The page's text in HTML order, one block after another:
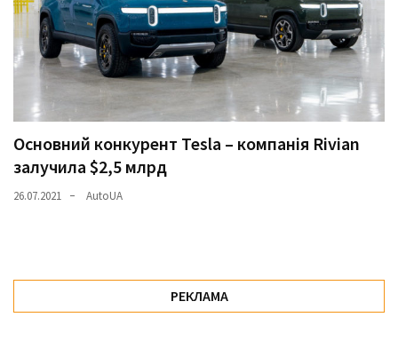
Основний конкурент Tesla – компанія Rivian
залучила $2,5 млрд
26.07.2021 AutoUA
РЕКЛАМА